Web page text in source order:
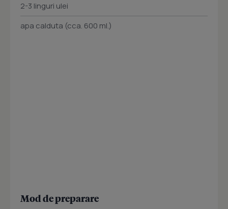
2-3 linguri ulei
apa calduta (cca. 600 ml.)
Mod de preparare